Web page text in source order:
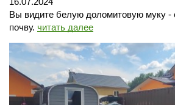
Вы видите белую доломитовую муку -
почву. читать далее